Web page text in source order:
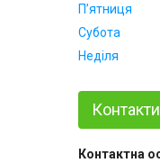
Пʼятниця
Субота
Неділя
Контакти